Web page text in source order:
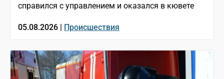
справился с управлением и оказался в кювете
05.08.2026 | Происшествия